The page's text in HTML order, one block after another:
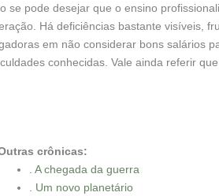
se pode desejar que o ensino
Há deficiências bastante visíveis,
em não considerar bons salários
conhecidas. Vale ainda referir
crônicas:
. A chegada da guerra
. Um novo planetário